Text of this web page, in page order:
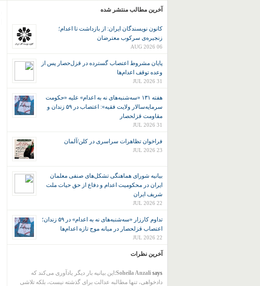
آخرین مطالب منتشر شده
کانون نويسندگان ايران: از بازداشت تا اعدام؛
زنجیره‌ی سرکوب معترضان
06 AUG 2026
پایان مشروط اعتصاب گسترده در قزل‌حصار پس از
وعده توقف اعدام‌ها
31 JUL 2026
هفته ۱۳۱ «سه‌شنبه‌های نه به اعدام» علیه «حکومت
سرمایه‌سالار ولایت فقیه»: اعتصاب در ۵۹ زندان و
مقاومت قزلحصار
31 JUL 2026
فراخوان تظاهرات سراسری در کلن/آلمان
23 JUL 2026
بیانیه شورای هماهنگی تشکل‌های صنفی معلمان
ایران در محکومیت اعدام و دفاع از حق حیات ملت
شریف ایران
22 JUL 2026
تداوم کارزار «سه‌شنبه‌های نه به اعدام» در ۵۹ زندان؛
اعتصاب قزلحصار در میانه موج تازه اعدام‌ها
22 JUL 2026
آخرین نظرات
Soheila Anzalisays:
این بیانیه بار دیگر یادآوری می‌کند که
دادخواهی، تنها مطالبه عدالت برای گذشته نیست، بلکه تلاشی